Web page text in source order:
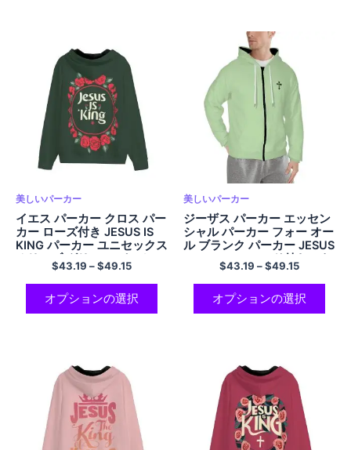
美しいパーカー
イエス パーカー クロス パー
カー ローズ付き JESUS IS
KING パーカー ユニセックス
オリーブ グリーン パーカー
メンズ レディース 美的 ジッ
プアップ パーカー ポリエス
テル フード付き スウェット
シャツ ストリート パーカー
$43.19 –$49.15
オプションの選択
美しいパーカー
ジーザス パーカー エッセン
シャル パーカー フォー オー
ル ブランク パーカー JESUS
THE KINGS フード付きスウ
ェットシャツ クロス パーカ
ー コンフォート ポリエステ
ル ジップアップ パーカー ラ
イト グリーン ポケット付き
$43.19 –$49.15
オプションの選択